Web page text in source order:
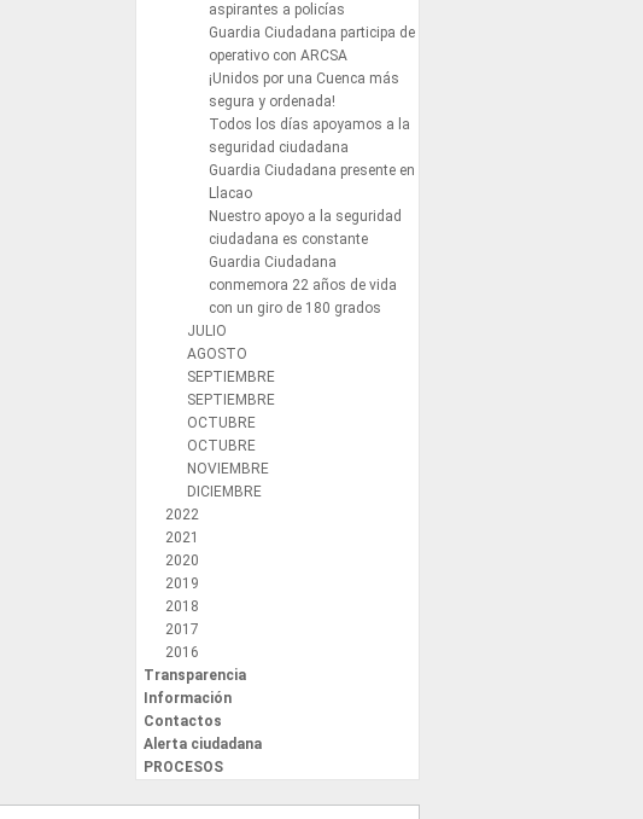
aspirantes a policías
Guardia Ciudadana participa de
operativo con ARCSA
¡Unidos por una Cuenca más
segura y ordenada!
Todos los días apoyamos a la
seguridad ciudadana
Guardia Ciudadana presente en
Llacao
Nuestro apoyo a la seguridad
ciudadana es constante
Guardia Ciudadana
conmemora 22 años de vida
con un giro de 180 grados
JULIO
AGOSTO
SEPTIEMBRE
SEPTIEMBRE
OCTUBRE
OCTUBRE
NOVIEMBRE
DICIEMBRE
2022
2021
2020
2019
2018
2017
2016
Transparencia
Información
Contactos
Alerta ciudadana
PROCESOS